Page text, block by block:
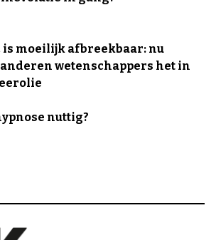
is moeilijk afbreekbaar: nu
wetenschappers het in
nuttig?